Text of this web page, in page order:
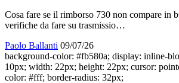
Cosa fare se il rimborso 730 non compare in
verifiche da fare su trasmissio…
Paolo Ballanti 09/07/26
background-color: #fb580a; display: inline-
10px; width: 22px; height: 22px; cursor:
color: #fff; border-radius: 32px;